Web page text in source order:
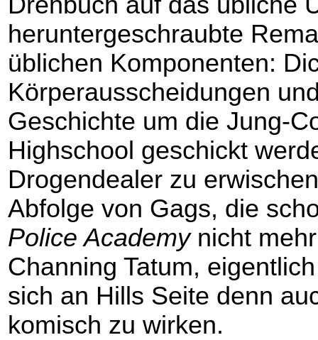
heruntergeschraubte
üblichen Komponenten:
Körperausscheidungen
Geschichte um die Jung-
Highschool geschickt
Drogendealer zu
Abfolge von Gags, die
Police Academynicht
Channing Tatum,
sich an Hills Seite denn
komisch zu wirken.